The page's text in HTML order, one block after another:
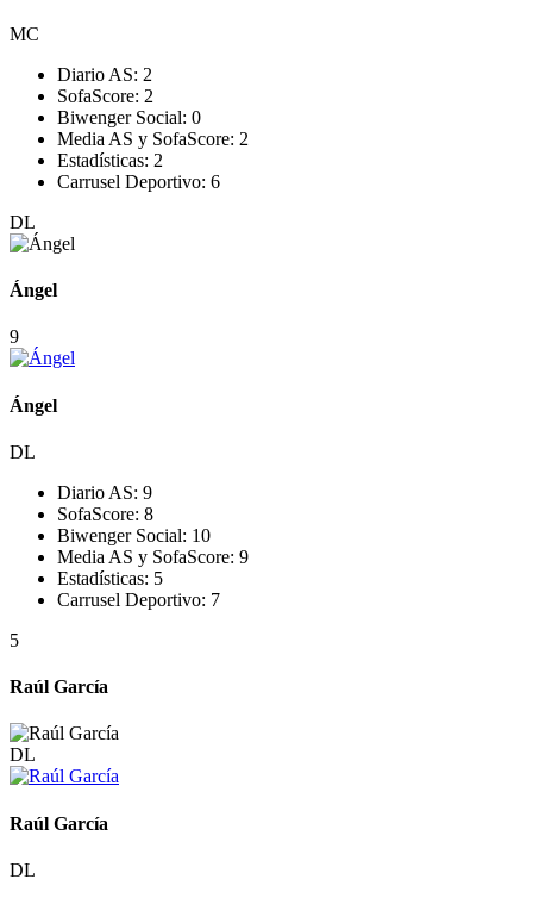
MC
Diario AS: 2
SofaScore: 2
Biwenger Social: 0
Media AS y SofaScore: 2
Estadísticas: 2
Carrusel Deportivo: 6
DL
Ángel
9
Ángel
DL
Diario AS: 9
SofaScore: 8
Biwenger Social: 10
Media AS y SofaScore: 9
Estadísticas: 5
Carrusel Deportivo: 7
5
Raúl García
DL
Raúl García
DL